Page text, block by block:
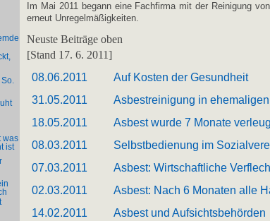
was
ist
Im Mai 2011 begann eine Fachfirma mit der Reinigung
erneut Unregelmäßigkeiten.
Neuste Beiträge oben
[Stand 17. 6. 2011]
08.06.2011
Auf Kosten der Gesundheit
31.05.2011
Asbestreinigung in
18.05.2011
Asbest wurde 7 Monate
08.03.2011
Selbstbedienung im
07.03.2011
Asbest: Wirtschaftliche
02.03.2011
Asbest: Nach 6 Monaten alle
14.02.2011
Asbest und Aufsichtsbehörden